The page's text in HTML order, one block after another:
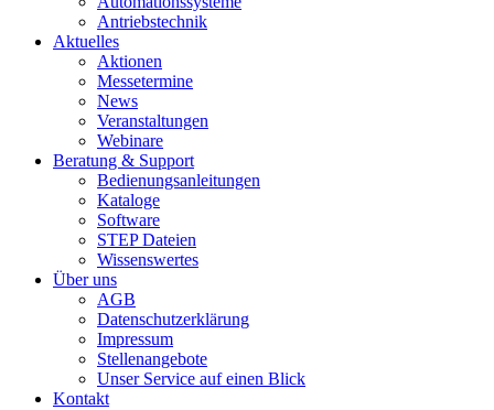
Antriebstechnik
Aktuelles
Aktionen
Messetermine
News
Veranstaltungen
Webinare
Beratung & Support
Bedienungsanleitungen
Kataloge
Software
STEP Dateien
Wissenswertes
Über uns
AGB
Datenschutzerklärung
Impressum
Stellenangebote
Unser Service auf einen Blick
Kontakt